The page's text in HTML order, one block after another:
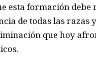
esta formación debe
de todas las razas
que hoy
.